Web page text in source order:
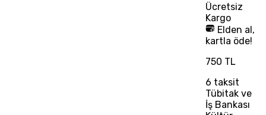
Ücretsiz
Kargo
Elden al,
kartla öde!
750 TL
6 taksit
Tübitak ve
İş Bankası